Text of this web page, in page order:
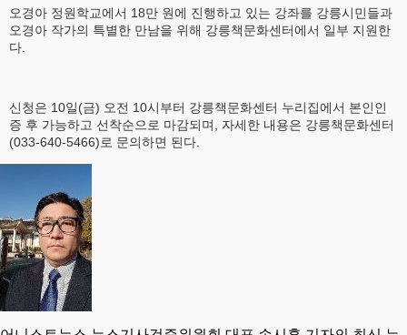
오경아 정원학교에서 18만 원에 진행하고 있는 강좌를 강릉시민들과
오경아 작가의 특별한 만남을 위해 강릉책문화센터에서 일부 지원한
다.
신청은 10일(금) 오전 10시부터 강릉책문화센터 누리집에서 본인인
증 후 가능하고 선착순으로 마감되며, 자세한 내용은 강릉책문화센터
(033-640-5466)로 문의하면 된다.